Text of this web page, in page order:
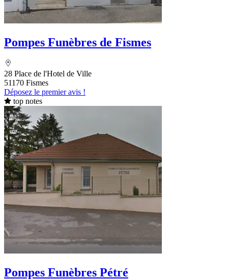
Pompes Funèbres de Fismes
28 Place de l'Hotel de Ville
51170 Fismes
Déposez le premier avis !
top notes
Pompes Funèbres Pétré